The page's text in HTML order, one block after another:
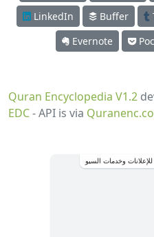
LinkedIn
Buffer
Evernote
Quran Encyclopedia V1.2
EDC- API is via
وخدمات السيو